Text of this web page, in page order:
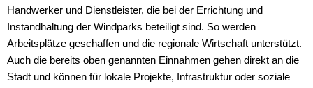
Handwerker und Dienstleister, die bei der Errichtung und
Instandhaltung der Windparks beteiligt sind. So werden
Arbeitsplätze geschaffen und die regionale Wirtschaft unterstützt.
Auch die bereits oben genannten Einnahmen gehen direkt an die
Stadt und können für lokale Projekte, Infrastruktur oder soziale